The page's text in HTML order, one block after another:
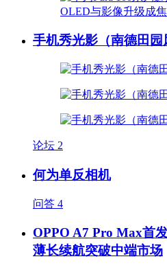
手机秀光影（南德田园
论坛 2
何为单反相机
问答 4
OPPO A7 Pro Max首
薄长续航突破中端市场